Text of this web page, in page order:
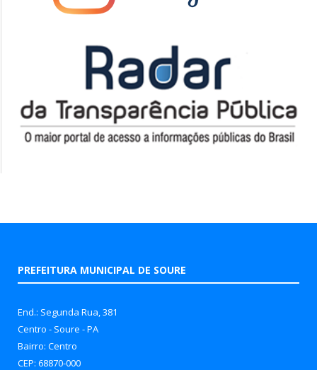
PREFEITURA MUNICIPAL DE SOURE
End.: Segunda Rua, 381
Centro - Soure - PA
Bairro: Centro
CEP: 68870-000